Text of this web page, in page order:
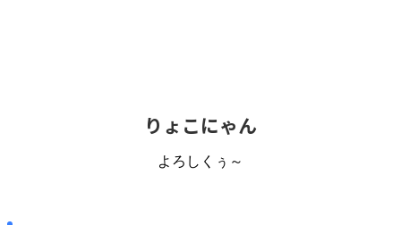
りょこにゃん
よろしくぅ～